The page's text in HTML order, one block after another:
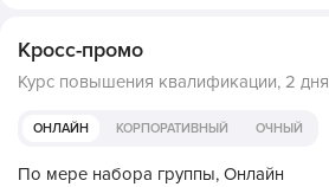
Кросс-промо
Курс повышения квалификации, 2 дня
ОНЛАЙН КОРПОРАТИВНЫЙ ОЧНЫЙ
По мере набора группы, Онлайн